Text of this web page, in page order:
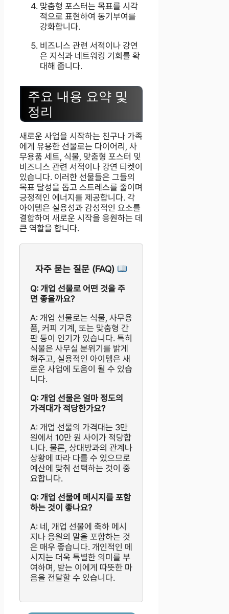
맞춤형 포스터는 목표를 시각
적으로 표현하여 동기부여를
강화합니다.
비즈니스 관련 서적이나 강연
은 지식과 네트워킹 기회를 확
대해 줍니다.
주요 내용 요약 및
정리
새로운 사업을 시작하는 친구나 가족
에게 유용한 선물로는 다이어리, 사
무용품 세트, 식물, 맞춤형 포스터 및
비즈니스 관련 서적이나 강연 티켓이
있습니다. 이러한 선물들은 그들의
목표 달성을 돕고 스트레스를 줄이며
긍정적인 에너지를 제공합니다. 각
아이템은 실용성과 감성적인 요소를
결합하여 새로운 시작을 응원하는 데
큰 역할을 합니다.
자주 묻는 질문 (FAQ)
Q: 개업 선물로 어떤 것을 주
면 좋을까요?
A: 개업 선물로는 식물, 사무용
품, 커피 기계, 또는 맞춤형 간
판 등이 인기가 있습니다. 특히
식물은 사무실 분위기를 밝게
해주고, 실용적인 아이템은 새
로운 사업에 도움이 될 수 있습
니다.
Q: 개업 선물은 얼마 정도의
가격대가 적당한가요?
A: 개업 선물의 가격대는 3만
원에서 10만 원 사이가 적당합
니다. 물론, 상대방과의 관계나
상황에 따라 다를 수 있으므로
예산에 맞춰 선택하는 것이 중
요합니다.
Q: 개업 선물에 메시지를 포함
하는 것이 좋나요?
A: 네, 개업 선물에 축하 메시
지나 응원의 말을 포함하는 것
은 매우 좋습니다. 개인적인 메
시지는 더욱 특별한 의미를 부
여하며, 받는 이에게 따뜻한 마
음을 전달할 수 있습니다.